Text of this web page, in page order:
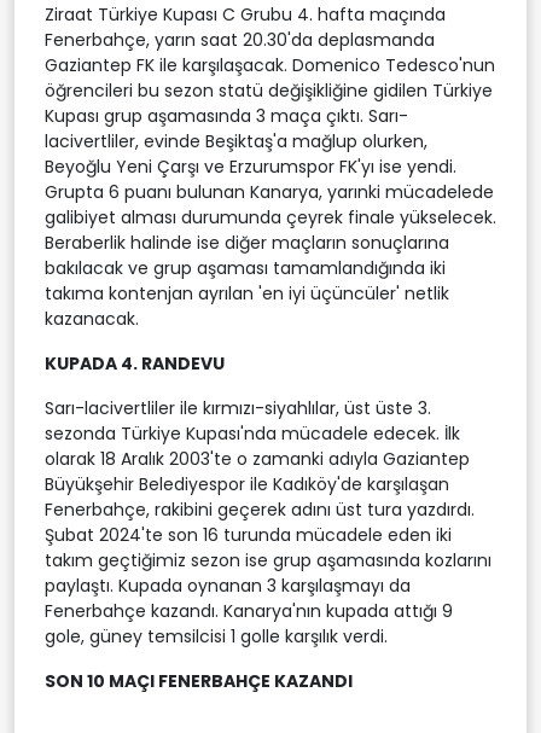
Ziraat Türkiye Kupası C Grubu 4. hafta maçında
Fenerbahçe, yarın saat 20.30'da deplasmanda
Gaziantep FK ile karşılaşacak. Domenico Tedesco'nun
öğrencileri bu sezon statü değişikliğine gidilen Türkiye
Kupası grup aşamasında 3 maça çıktı. Sarı-
lacivertliler, evinde Beşiktaş'a mağlup olurken,
Beyoğlu Yeni Çarşı ve Erzurumspor FK'yı ise yendi.
Grupta 6 puanı bulunan Kanarya, yarınki mücadelede
galibiyet alması durumunda çeyrek finale yükselecek.
Beraberlik halinde ise diğer maçların sonuçlarına
bakılacak ve grup aşaması tamamlandığında iki
takıma kontenjan ayrılan 'en iyi üçüncüler' netlik
kazanacak.
KUPADA 4. RANDEVU
Sarı-lacivertliler ile kırmızı-siyahlılar, üst üste 3.
sezonda Türkiye Kupası'nda mücadele edecek. İlk
olarak 18 Aralık 2003'te o zamanki adıyla Gaziantep
Büyükşehir Belediyespor ile Kadıköy'de karşılaşan
Fenerbahçe, rakibini geçerek adını üst tura yazdırdı.
Şubat 2024'te son 16 turunda mücadele eden iki
takım geçtiğimiz sezon ise grup aşamasında kozlarını
paylaştı. Kupada oynanan 3 karşılaşmayı da
Fenerbahçe kazandı. Kanarya'nın kupada attığı 9
gole, güney temsilcisi 1 golle karşılık verdi.
SON 10 MAÇI FENERBAHÇE KAZANDI